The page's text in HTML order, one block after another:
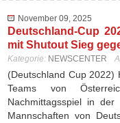
November 09, 2025
Deutschland-Cup
mit Shutout Sieg
Kategorie: NEWSCENTER
(Deutschland Cup 2022)
Teams von
Nachmittagsspiel in
Mannschaften von